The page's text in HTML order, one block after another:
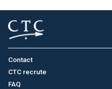
Contact
CTC recrute
FAQ